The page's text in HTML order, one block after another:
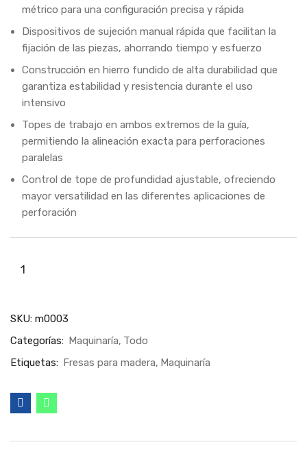
métrico para una configuración precisa y rápida
Dispositivos de sujeción manual rápida que facilitan la
fijación de las piezas, ahorrando tiempo y esfuerzo
Construcción en hierro fundido de alta durabilidad que
garantiza estabilidad y resistencia durante el uso
intensivo
Topes de trabajo en ambos extremos de la guía,
permitiendo la alineación exacta para perforaciones
paralelas
Control de tope de profundidad ajustable, ofreciendo
mayor versatilidad en las diferentes aplicaciones de
perforación
SKU: m0003
Categorías: Maquinaría Todo
Etiquetas: Fresas para madera Maquinaría